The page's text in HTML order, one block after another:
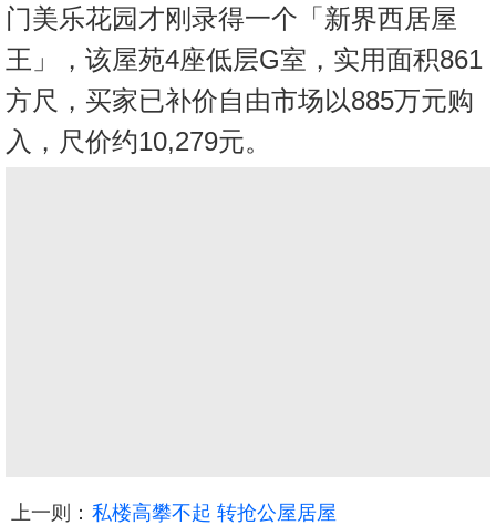
门美乐花园才刚录得一个「新界西居屋
王」，该屋苑4座低层G室，实用面积861
方尺，买家已补价自由市场以885万元购
入，尺价约10,279元。
上一则： 私楼高攀不起 转抢公屋居屋